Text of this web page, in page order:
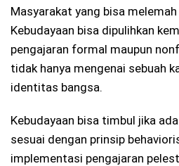
Masyarakat yang bisa melemah
Kebudayaan bisa dipulihkan
pengajaran formal maupun
tidak hanya mengenai sebuah
identitas bangsa.
Kebudayaan bisa timbul jika
sesuai dengan prinsip
implementasi pengajaran